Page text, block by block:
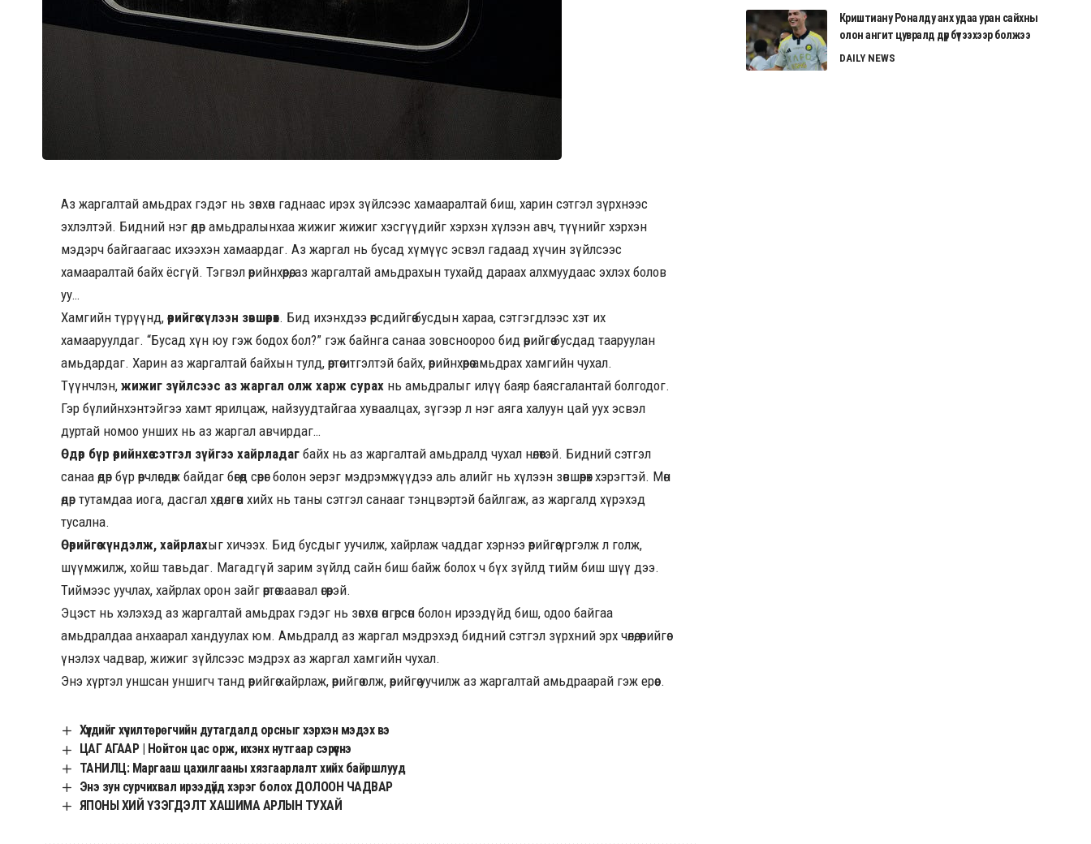
Аз жаргалтай амьдрах гэдэг нь зөвхөн гаднаас ирэх зүйлсээс хамааралтай биш, харин сэтгэл зүрхнээс
эхлэлтэй. Бидний нэг өдөр амьдралынхаа жижиг жижиг хэсгүүдийг хэрхэн хүлээн авч, түүнийг хэрхэн
мэдэрч байгаагаас ихээхэн хамаардаг. Аз жаргал нь бусад хүмүүс эсвэл гадаад хүчин зүйлсээс
хамааралтай байх ёсгүй. Тэгвэл өөрийнхөөрөө, аз жаргалтай амьдрахын тухайд дараах алхмуудаас эхлэх болов
уу…
Хамгийн түрүүнд,өөрийгөө хүлээн зөвшөөрөх. Бид ихэнхдээ өөрсдийгөө бусдын хараа, сэтгэгдлээс хэт их
хамааруулдаг. “Бусад хүн юу гэж бодох бол?” гэж байнга санаа зовсноороо бид өөрийгөө бусдад тааруулан
амьдардаг. Харин аз жаргалтай байхын тулд, өөртөө итгэлтэй байх, өөрийнхөөрөө амьдрах хамгийн чухал.
Түүнчлэн,жижиг зүйлсээс аз жаргал олж харж сурах нь амьдралыг илүү баяр баясгалантай болгодог.
Гэр бүлийнхэнтэйгээ хамт ярилцаж, найзуудтайгаа хуваалцах, зүгээр л нэг аяга халуун цай уух эсвэл
дуртай номоо унших нь аз жаргал авчирдаг…
Өдөр бүр өөрийнхөө сэтгэл зүйгээ хайрладаг байх нь аз жаргалтай амьдралд чухал нөлөөтэй. Бидний сэтгэл
санаа өдөр бүр өөрчлөгдөж байдаг бөгөөд сөрөг болон эерэг мэдрэмжүүдээ аль алийг нь хүлээн зөвшөөрөх хэрэгтэй. Мөн
өдөр тутамдаа иога, дасгал хөдөлгөөн хийх нь таны сэтгэл санааг тэнцвэртэй байлгаж, аз жаргалд хүрэхэд
тусална.
Өөрийгөө хүндэлж, хайрлахыг хичээх. Бид бусдыг уучилж, хайрлаж чаддаг хэрнээ өөрийгөө үргэлж л голж,
шүүмжилж, хойш тавьдаг. Магадгүй зарим зүйлд сайн биш байж болох ч бүх зүйлд тийм биш шүү дээ.
Тиймээс уучлах, хайрлах орон зайг өөртөө заавал өгөөрэй.
Эцэст нь хэлэхэд аз жаргалтай амьдрах гэдэг нь зөвхөн өнгөрсөн болон ирээдүйд биш, одоо байгаа
амьдралдаа анхаарал хандуулах юм. Амьдралд аз жаргал мэдрэхэд бидний сэтгэл зүрхний эрх чөлөө, өөрийгөө
үнэлэх чадвар, жижиг зүйлсээс мэдрэх аз жаргал хамгийн чухал.
Энэ хүртэл уншсан уншигч танд өөрийгөө хайрлаж, өөрийгөө олж, өөрийгөө уучилж аз жаргалтай амьдраарай гэж ерөөе.
Хүүхдийг хүчилтөрөгчийн дутагдалд орсныг хэрхэн мэдэх вэ
ЦАГ АГААР | Нойтон цас орж, ихэнх нутгаар сэрүүснэ
ТАНИЛЦ: Маргааш цахилгааны хязгаарлалт хийх байршлууд
Энэ зун сурчихвал ирээдүйд хэрэг болох ДОЛООН ЧАДВАР
ЯПОНЫ ХИЙ ҮЗЭГДЭЛТ ХАШИМА АРЛЫН ТУХАЙ
Криштиану Роналду анх удаа уран сайхны
олон ангит цувралд дүр бүтээхээр болжээ
DAILY NEWS